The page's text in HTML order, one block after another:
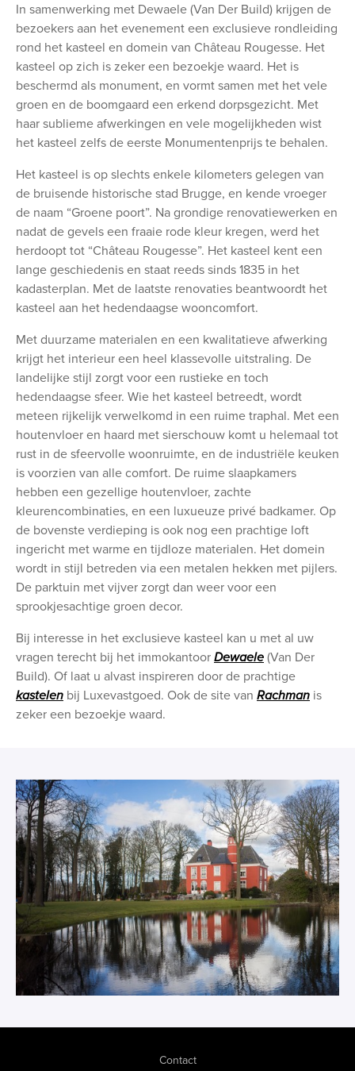
In samenwerking met Dewaele (Van Der Build) krijgen de
bezoekers aan het evenement een exclusieve rondleiding
rond het kasteel en domein van Château Rougesse. Het
kasteel op zich is zeker een bezoekje waard. Het is
beschermd als monument, en vormt samen met het vele
groen en de boomgaard een erkend dorpsgezicht. Met
haar sublieme afwerkingen en vele mogelijkheden wist
het kasteel zelfs de eerste Monumentenprijs te behalen.
Het kasteel is op slechts enkele kilometers gelegen van
de bruisende historische stad Brugge, en kende vroeger
de naam “Groene poort”. Na grondige renovatiewerken en
nadat de gevels een fraaie rode kleur kregen, werd het
herdoopt tot “Château Rougesse”. Het kasteel kent een
lange geschiedenis en staat reeds sinds 1835 in het
kadasterplan. Met de laatste renovaties beantwoordt het
kasteel aan het hedendaagse wooncomfort.
Met duurzame materialen en een kwalitatieve afwerking
krijgt het interieur een heel klassevolle uitstraling. De
landelijke stijl zorgt voor een rustieke en toch
hedendaagse sfeer. Wie het kasteel betreedt, wordt
meteen rijkelijk verwelkomd in een ruime traphal. Met een
houtenvloer en haard met sierschouw komt u helemaal tot
rust in de sfeervolle woonruimte, en de industriële keuken
is voorzien van alle comfort. De ruime slaapkamers
hebben een gezellige houtenvloer, zachte
kleurencombinaties, en een luxueuze privé badkamer. Op
de bovenste verdieping is ook nog een prachtige loft
ingericht met warme en tijdloze materialen. Het domein
wordt in stijl betreden via een metalen hekken met pijlers.
De parktuin met vijver zorgt dan weer voor een
sprookjesachtige groen decor.
Bij interesse in het exclusieve kasteel kan u met al uw
vragen terecht bij het immokantoor Dewaele (Van Der
Build). Of laat u alvast inspireren door de prachtige
kastelen bij Luxevastgoed. Ook de site van Rachman is
zeker een bezoekje waard.
Contact